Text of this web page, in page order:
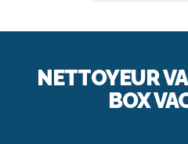
NETTOYEUR
BOX